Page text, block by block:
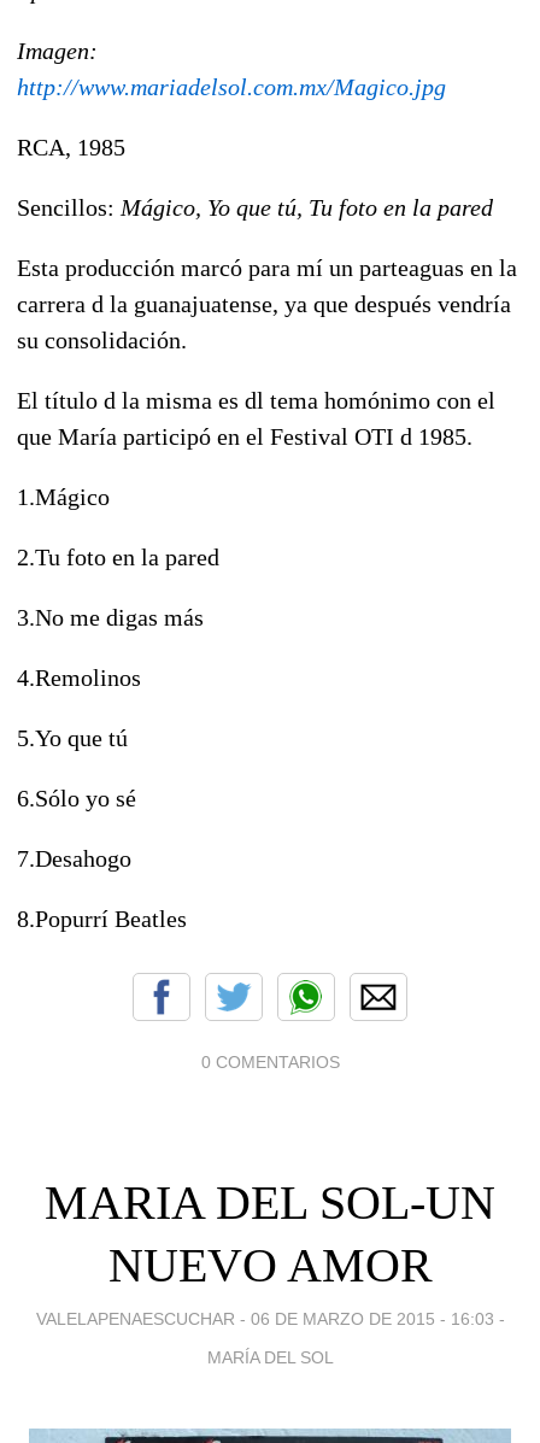
Imagen:
http://www.mariadelsol.com.mx/Magico.jpg
RCA, 1985
Sencillos: Mágico, Yo que tú, Tu foto en la pared
Esta producción marcó para mí un parteaguas en la
carrera d la guanajuatense, ya que después vendría
su consolidación.
El título d la misma es dl tema homónimo con el
que María participó en el Festival OTI d 1985.
1.Mágico
2.Tu foto en la pared
3.No me digas más
4.Remolinos
5.Yo que tú
6.Sólo yo sé
7.Desahogo
8.Popurrí Beatles
0 COMENTARIOS
MARIA DEL SOL-UN
NUEVO AMOR
VALELAPENAESCUCHAR - 06 DE MARZO DE 2015 - 16:03 -
MARÍA DEL SOL